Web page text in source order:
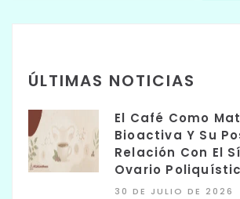
ÚLTIMAS NOTICIAS
El Café Como
Bioactiva Y Su
Relación Con El
Ovario
30 DE JULIO DE 2026